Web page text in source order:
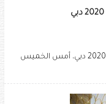
احتفلت أوزبكستان بيومها الوطني في إكسبو 2020 دبي، أمس الخميس